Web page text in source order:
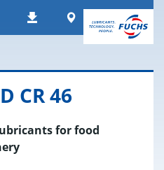
DownloadsWorldwide
CR 46
for food